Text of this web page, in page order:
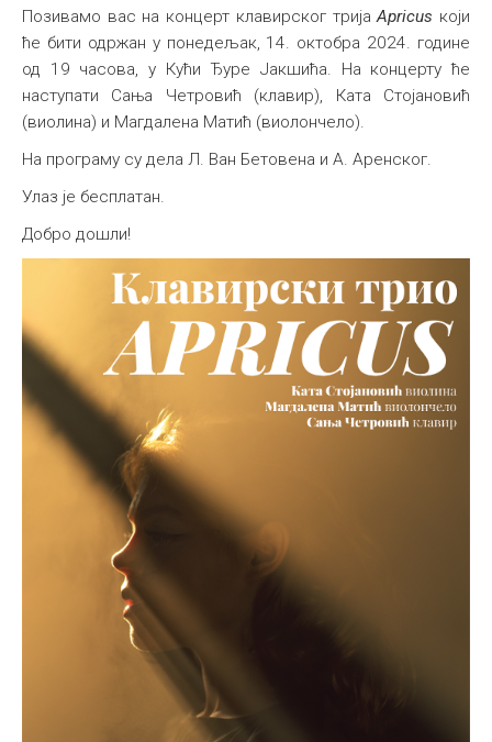
Позивамо вас на концерт клавирског тријаApricus који
ће бити одржан у понедељак, 14. октобра 2024. године
од 19 часова, у Кући Ђуре Јакшићa. На концерту ће
наступати Сања Четровић (клавир), Ката Стојановић
(виолина) и Магдалена Матић (виолончело).
На програму су дела Л. Ван Бетовена и А. Аренског.
Улаз је бесплатан.
Добро дошли!